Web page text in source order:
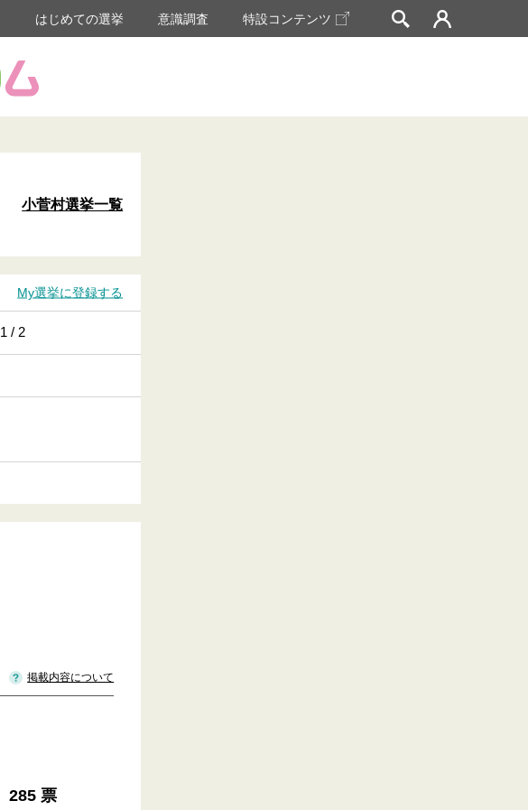
はじめての選挙 意識調査 特設コンテンツ
小菅村選挙一覧
My選挙に登録する
1 / 2
掲載内容について
285 票